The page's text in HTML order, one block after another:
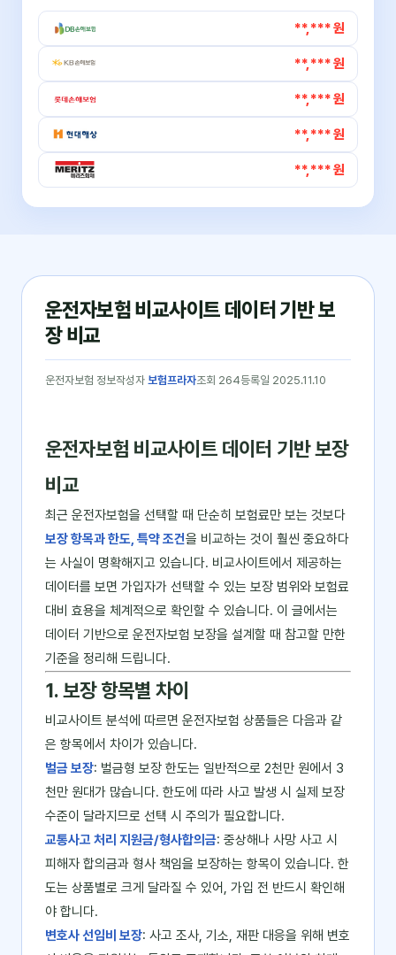
**,*** 원
**,*** 원
**,*** 원
**,*** 원
**,*** 원
운전자보험 비교사이트 데이터 기반 보
장 비교
운전자보험 정보작성자 보험프라자조회 264등록일 2025.11.10
운전자보험 비교사이트 데이터 기반 보장
비교
최근 운전자보험을 선택할 때 단순히 보험료만 보는 것보다
보장 항목과 한도, 특약 조건을 비교하는 것이 훨씬 중요하다
는 사실이 명확해지고 있습니다. 비교사이트에서 제공하는
데이터를 보면 가입자가 선택할 수 있는 보장 범위와 보험료
대비 효용을 체계적으로 확인할 수 있습니다. 이 글에서는
데이터 기반으로 운전자보험 보장을 설계할 때 참고할 만한
기준을 정리해 드립니다.
1. 보장 항목별 차이
비교사이트 분석에 따르면 운전자보험 상품들은 다음과 같
은 항목에서 차이가 있습니다.
벌금 보장: 벌금형 보장 한도는 일반적으로 2천만 원에서 3
천만 원대가 많습니다. 한도에 따라 사고 발생 시 실제 보장
수준이 달라지므로 선택 시 주의가 필요합니다.
교통사고 처리 지원금/형사합의금: 중상해나 사망 사고 시
피해자 합의금과 형사 책임을 보장하는 항목이 있습니다. 한
도는 상품별로 크게 달라질 수 있어, 가입 전 반드시 확인해
야 합니다.
변호사 선임비 보장: 사고 조사, 기소, 재판 대응을 위해 변호